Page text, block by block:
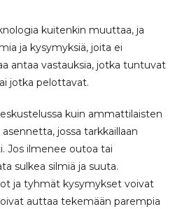
kuitenkin muuttaa, ja
ja kysymyksiä, joita ei
antaa vastauksia, jotka tuntuvat
jotka pelottavat.
kuin ammattilaisten
jossa tarkkaillaan
Jos ilmenee outoa tai
sulkea silmiä ja suuta.
ja tyhmät kysymykset voivat
auttaa tekemään parempia